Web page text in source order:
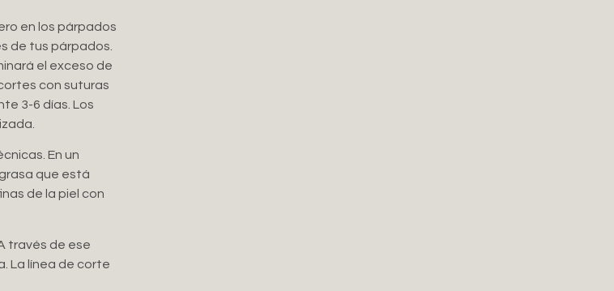
en los párpados
de tus párpados.
el exceso de
con suturas
3-6 días. Los
En un
que está
de la piel con
través de ese
La línea de corte